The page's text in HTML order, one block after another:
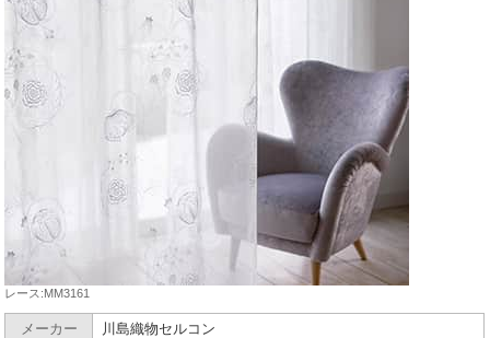
レース:MM3161
メーカー
川島織物セルコン